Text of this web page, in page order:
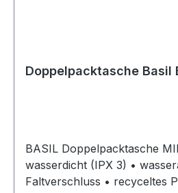
Doppelpacktasche Basil
BASIL Doppelpacktasche
wasserdicht (IPX 3) • wasserabweisender
Faltverschluss • recyceltes